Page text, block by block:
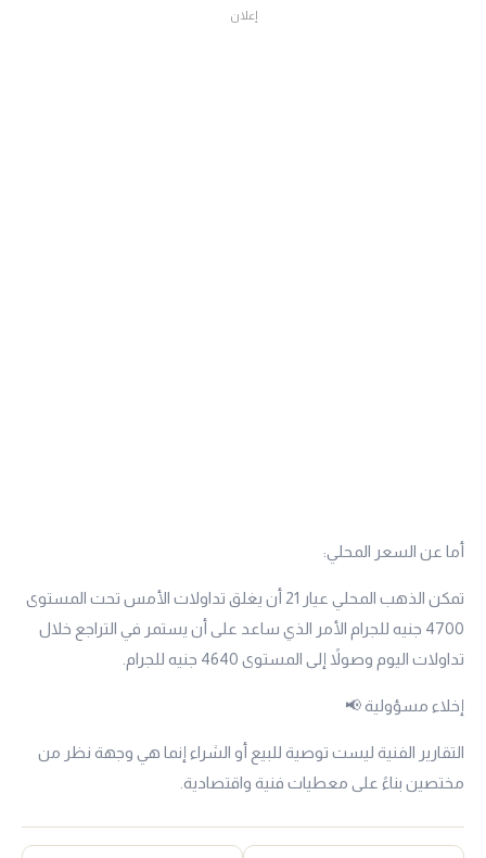
إعلان
أما عن السعر المحلي:
تمكن الذهب المحلي عيار 21
أن يغلق تداولات الأمس تحت المستوى
4700 جنيه للجرام الأمر الذي ساعد على أن يستمر في التراجع خلال
تداولات اليوم وصولاً إلى المستوى 4640 جنيه للجرام.
إخلاء مسؤولية 📢
التقارير الفنية ليست توصية للبيع أو الشراء إنما هي وجهة نظر من
مختصين بناءً على معطيات فنية واقتصادية.